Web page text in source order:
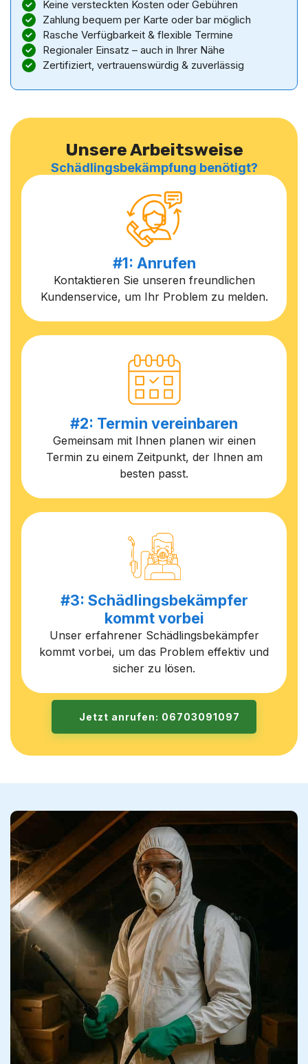
Keine versteckten Kosten oder Gebühren
Zahlung bequem per Karte oder bar möglich
Rasche Verfügbarkeit & flexible Termine
Regionaler Einsatz – auch in Ihrer Nähe
Zertifiziert, vertrauenswürdig & zuverlässig
Unsere Arbeitsweise
Schädlingsbekämpfung benötigt?
#1: Anrufen
Kontaktieren Sie unseren freundlichen
Kundenservice, um Ihr Problem zu melden.
#2: Termin vereinbaren
Gemeinsam mit Ihnen planen wir einen
Termin zu einem Zeitpunkt, der Ihnen am
besten passt.
#3: Schädlingsbekämpfer
kommt vorbei
Unser erfahrener Schädlingsbekämpfer
kommt vorbei, um das Problem effektiv und
sicher zu lösen.
Jetzt anrufen: 06703091097